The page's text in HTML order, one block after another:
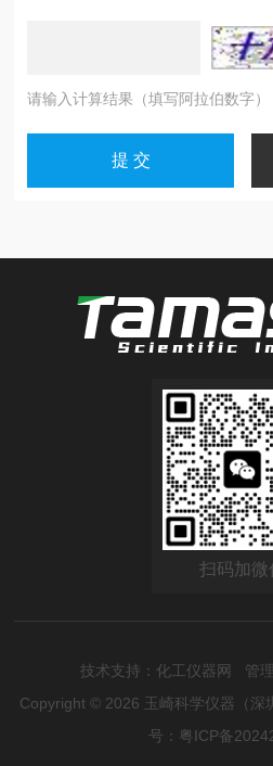
请输入计算结果（填写阿拉伯数字
扫码加微
技术支持： 化工仪器网 管
Copyright © 2026 玉崎科学仪器（
号：粤ICP备